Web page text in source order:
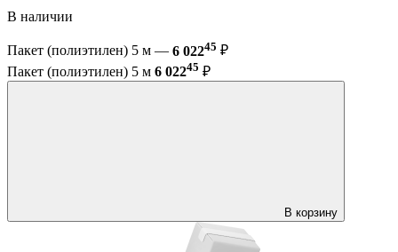
В наличии
Пакет (полиэтилен) 5 м — 6 02245 ₽
Пакет (полиэтилен) 5 м 6 02245 ₽
В корзину